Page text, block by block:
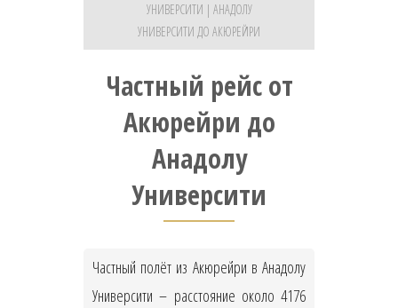
УНИВЕРСИТИ | АНАДОЛУ
УНИВЕРСИТИ ДО АКЮРЕЙРИ
Частный рейс от
Акюрейри до
Анадолу
Университи
Частный полёт из Акюрейри в Анадолу
Университи – расстояние около 4176